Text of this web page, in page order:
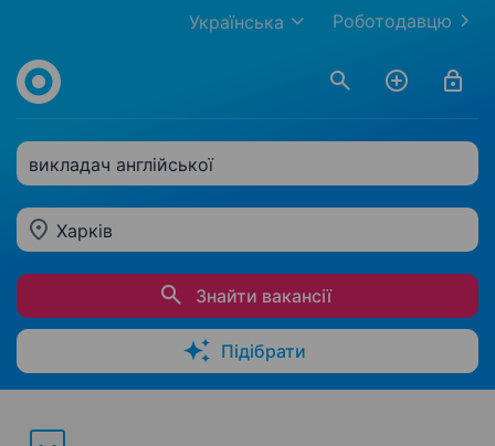
Роботодавцю
Українська
викладач англійської
Харків
Знайти вакансії
Підібрати